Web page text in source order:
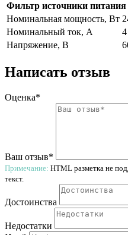
Фильтр источники питания
Номинальная мощность, Вт
Номинальный ток, A
4
Напряжение, В
Написать отзыв
Оценка*
Ваш отзыв*
Примечание: HTML разметка не
текст.
Достоинства
Недостатки